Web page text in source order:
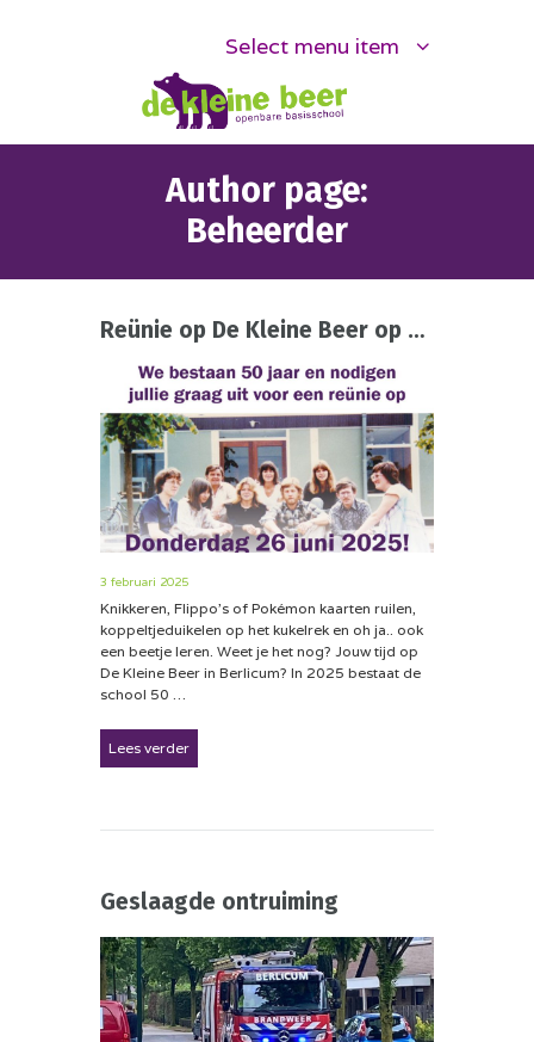
Select menu item
Author page:
Beheerder
Reünie op De Kleine Beer op 26 juni 2025
3 februari 2025
Knikkeren, Flippo’s of Pokémon kaarten ruilen,
koppeltjeduikelen op het kukelrek en oh ja.. ook
een beetje leren. Weet je het nog? Jouw tijd op
De Kleine Beer in Berlicum? In 2025 bestaat de
school 50 …
Lees verder
Geslaagde ontruiming